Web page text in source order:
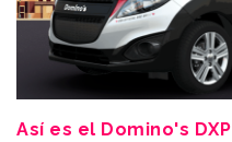
Así es el Domino's DXP